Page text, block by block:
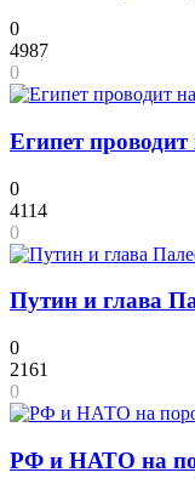
0
4987
0
Египет
0
4114
0
Путин и глава
0
2161
0
РФ и НАТО на